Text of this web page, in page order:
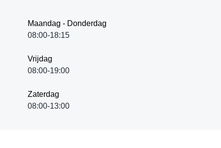
Maandag - Donderdag
08:00-18:15
Vrijdag
08:00-19:00
Zaterdag
08:00-13:00